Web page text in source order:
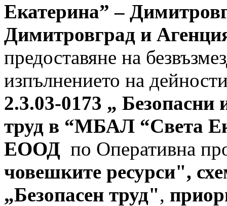
Екатерина” –
Димитровград и
предоставяне на
изпълнението на
2.3.03-0173 „ Безопасни
труд в “МБАЛ “Света
ЕООД по Оперативна
човешките ресурси",
„Безопасен труд",